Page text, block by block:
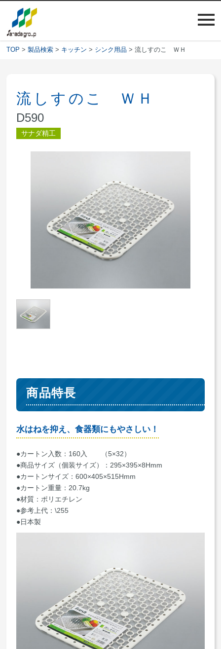
TOP >製品検索 > キッチン > シンク用品 > 流しすのこ ＷＨ
流しすのこ ＷＨ
D590
サナダ精工
商品特長
水はねを抑え、食器類にもやさしい！
●カートン入数：160入 （5×32）
●商品サイズ（個装サイズ）：295×395×8Hmm
●カートンサイズ：600×405×515Hmm
●カートン重量：20.7kg
●材質：ポリエチレン
●参考上代：\255
●日本製